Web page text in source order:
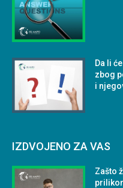
Da li
zbog
i
IZDVOJENO ZA VAS
Zašto